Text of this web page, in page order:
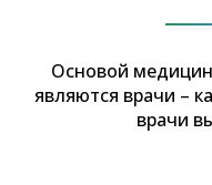
Основой
являются врачи –
врачи